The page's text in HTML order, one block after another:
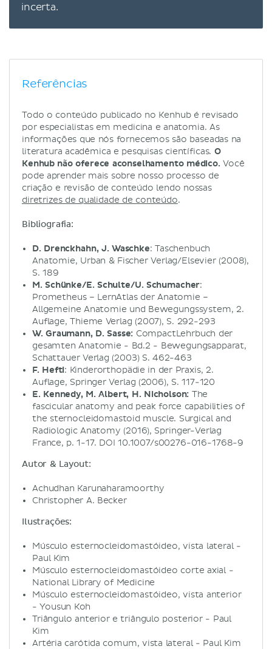
incerta.
Referências
Todo o conteúdo publicado no Kenhub é revisado
por especialistas em medicina e anatomia. As
informações que nós fornecemos são baseadas na
literatura acadêmica e pesquisas científicas. O
Kenhub não oferece aconselhamento médico. Você
pode aprender mais sobre nosso processo de
criação e revisão de conteúdo lendo nossas
diretrizes de qualidade de conteúdo.
Bibliografia:
D. Drenckhahn, J. Waschke: Taschenbuch
Anatomie, Urban & Fischer Verlag/Elsevier (2008),
S. 189
M. Schünke/E. Schulte/U. Schumacher:
Prometheus – LernAtlas der Anatomie –
Allgemeine Anatomie und Bewegungssystem, 2.
Auflage, Thieme Verlag (2007), S. 292-293
W. Graumann, D. Sasse: CompactLehrbuch der
gesamten Anatomie - Bd.2 - Bewegungsapparat,
Schattauer Verlag (2003) S. 462-463
F. Hefti: Kinderorthopädie in der Praxis, 2.
Auflage, Springer Verlag (2006), S. 117-120
E. Kennedy, M. Albert, H. Nicholson: The
fascicular anatomy and peak force capabilities of
the sternocleidomastoid muscle. Surgical and
Radiologic Anatomy (2016), Springer-Verlag
France, p. 1-17. DOI 10.1007/s00276-016-1768-9
Autor & Layout:
Achudhan Karunaharamoorthy
Christopher A. Becker
Ilustrações:
Músculo esternocleidomastóideo, vista lateral -
Paul Kim
Músculo esternocleidomastóideo corte axial -
National Library of Medicine
Músculo esternocleidomastóideo, vista anterior
- Yousun Koh
Triângulo anterior e triângulo posterior - Paul
Kim
Artéria carótida comum, vista lateral - Paul Kim